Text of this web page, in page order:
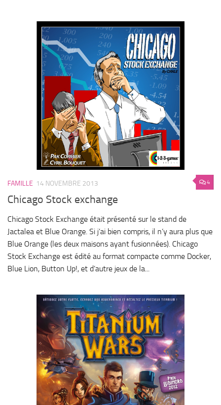
4
FAMILLE 14 NOVEMBRE 2013
Chicago Stock exchange
Chicago Stock Exchange était présenté sur le stand de
Jactalea et Blue Orange. Si j’ai bien compris, il n’y aura plus que
Blue Orange (les deux maisons ayant fusionnées). Chicago
Stock Exchange est édité au format compacte comme Docker,
Blue Lion, Button Up!, et d’autre jeux de la...